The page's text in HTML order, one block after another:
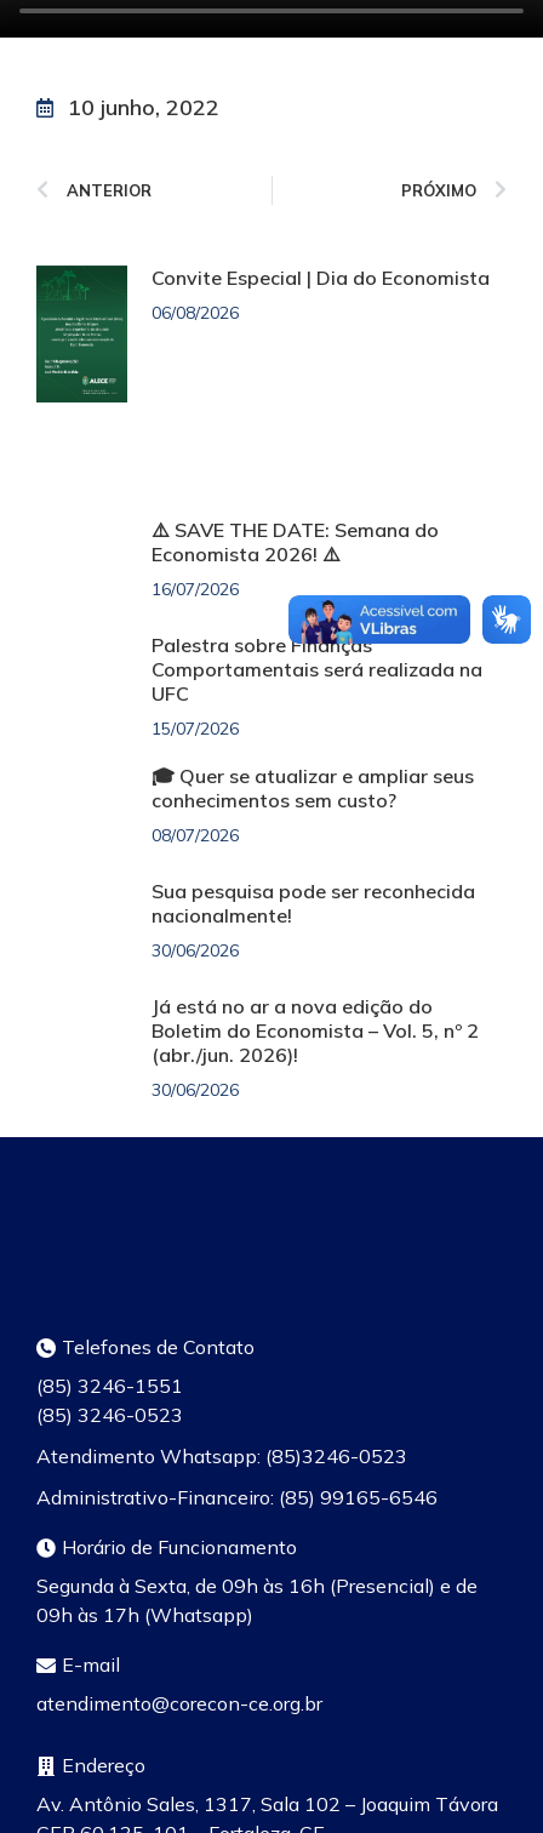
10 junho, 2022
ANTERIOR PRÓXIMO
Convite Especial | Dia do Economista
06/08/2026
⚠️ SAVE THE DATE: Semana do
Economista 2026! ⚠️
16/07/2026
Palestra sobre Finanças
Comportamentais será realizada na
UFC
15/07/2026
🎓 Quer se atualizar e ampliar seus
conhecimentos sem custo?
08/07/2026
Sua pesquisa pode ser reconhecida
nacionalmente!
30/06/2026
Já está no ar a nova edição do
Boletim do Economista – Vol. 5, nº 2
(abr./jun. 2026)!
30/06/2026
Telefones de Contato
(85) 3246-1551
(85) 3246-0523
Atendimento Whatsapp: (85)3246-0523
Administrativo-Financeiro: (85) 99165-6546
Horário de Funcionamento
Segunda à Sexta, de 09h às 16h (Presencial) e de
09h às 17h (Whatsapp)
E-mail
atendimento@corecon-ce.org.br
Endereço
Av. Antônio Sales, 1317, Sala 102 – Joaquim Távora